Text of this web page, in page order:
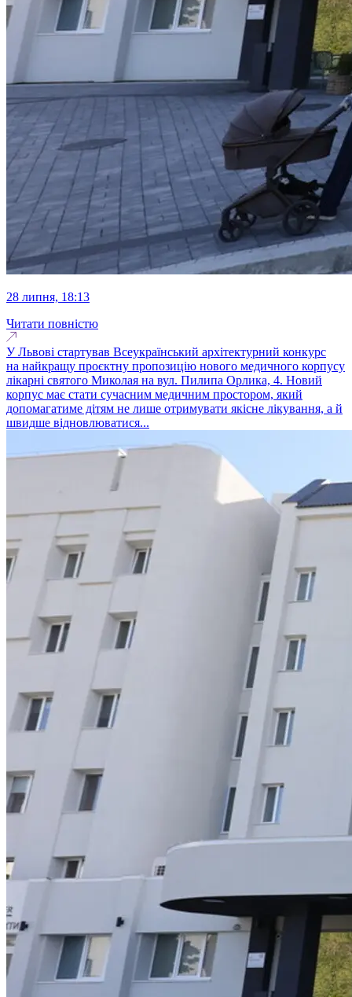
28 липня, 18:13
Читати повністю
У Львові стартував Всеукраїнський архітектурний конкурс
на найкращу проєктну пропозицію нового медичного корпусу
лікарні святого Миколая на вул. Пилипа Орлика, 4. Новий
корпус має стати сучасним медичним простором, який
допомагатиме дітям не лише отримувати якісне лікування, а й
швидше відновлюватися...